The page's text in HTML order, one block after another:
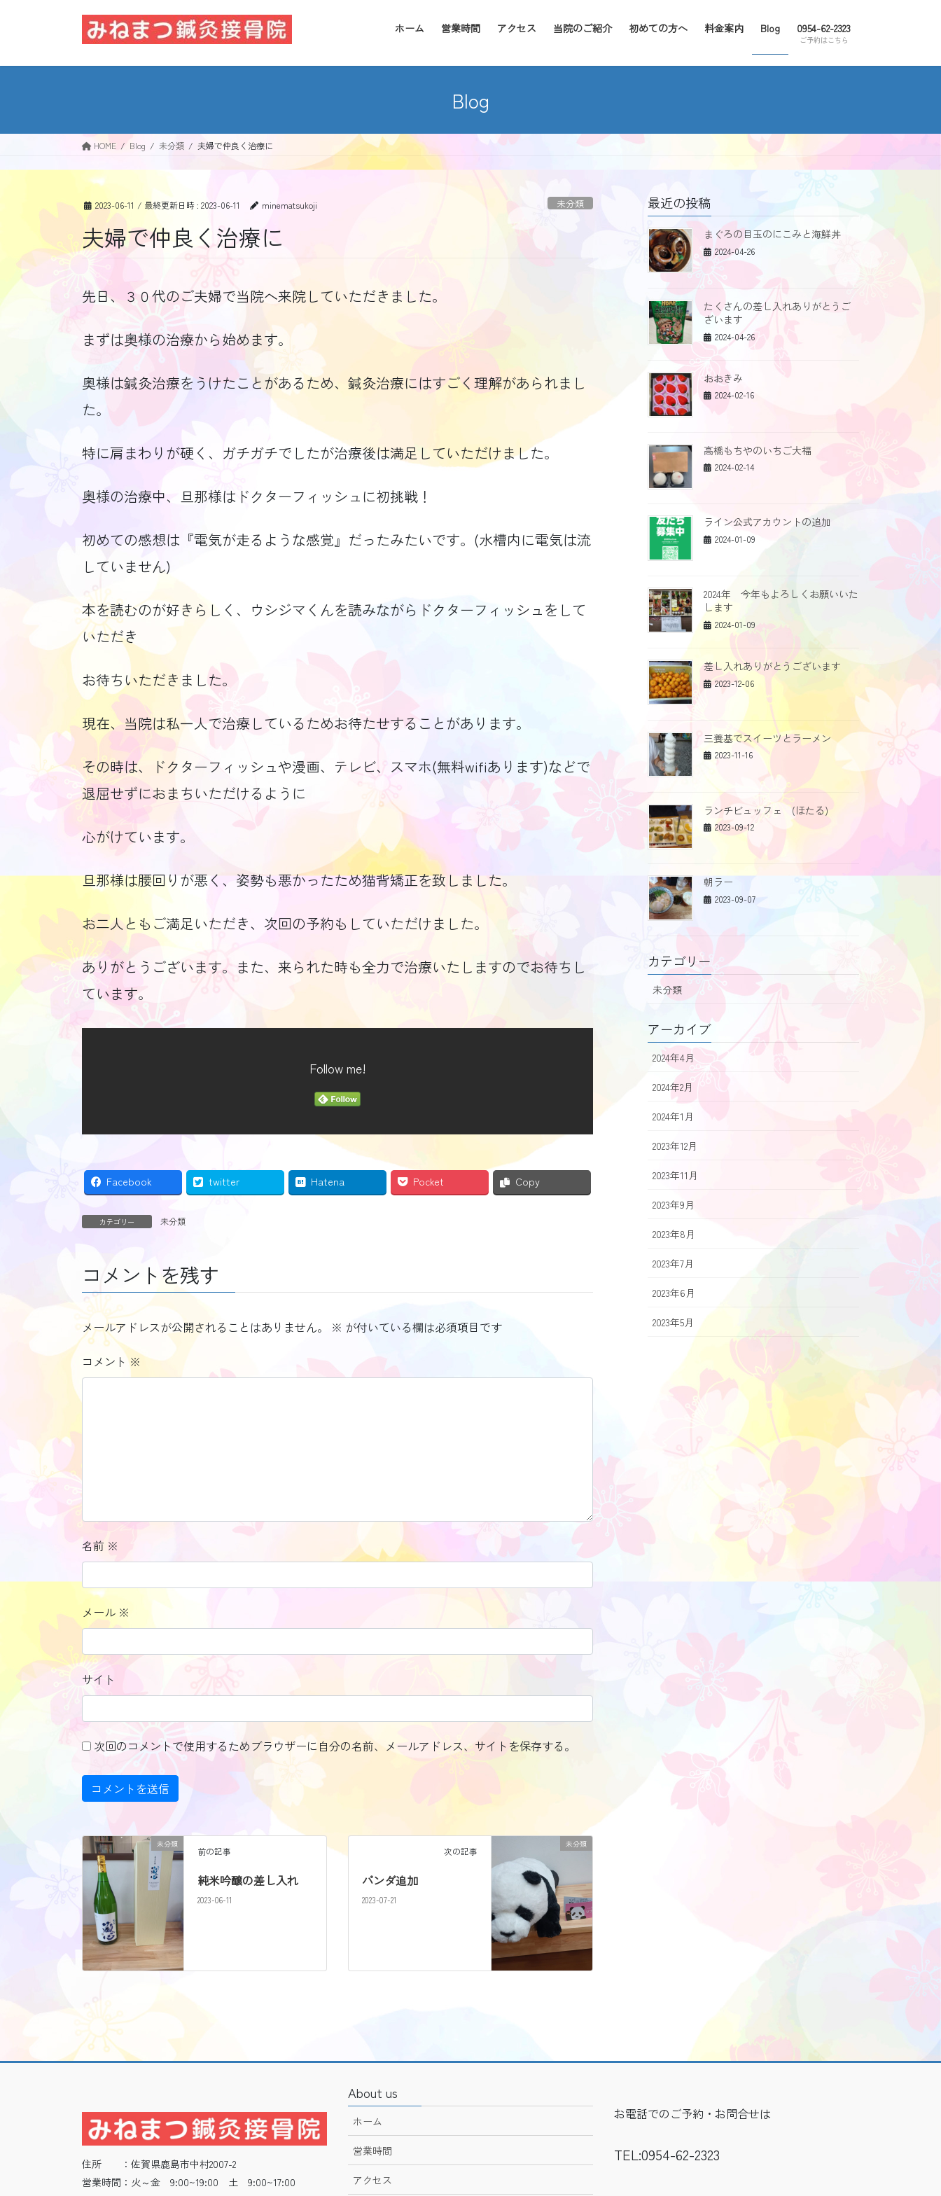
ホーム 営業時間 アクセス 当院のご紹介 初めての方へ 料金案内 Blog 0954-62-2323
ご予約はこちら
Blog
HOME Blog 未分類 夫婦で仲良く治療に
2023-06-11 / 最終更新日時 : 2023-06-11 minematsukoji 未分類
夫婦で仲良く治療に
先日、３０代のご夫婦で当院へ来院していただきました。
まずは奥様の治療から始めます。
奥様は鍼灸治療をうけたことがあるため、鍼灸治療にはすごく理解があられまし
た。
特に肩まわりが硬く、ガチガチでしたが治療後は満足していただけました。
奥様の治療中、旦那様はドクターフィッシュに初挑戦！
初めての感想は『電気が走るような感覚』だったみたいです。(水槽内に電気は流
していません)
本を読むのが好きらしく、ウシジマくんを読みながらドクターフィッシュをして
いただき
お待ちいただきました。
現在、当院は私一人で治療しているためお待たせすることがあります。
その時は、ドクターフィッシュや漫画、テレビ、スマホ(無料wifiあります)などで
退屈せずにおまちいただけるように
心がけています。
旦那様は腰回りが悪く、姿勢も悪かったため猫背矯正を致しました。
お二人ともご満足いただき、次回の予約もしていただけました。
ありがとうございます。また、来られた時も全力で治療いたしますのでお待ちし
ています。
Follow me!
Facebook twitter Hatena Pocket Copy
カテゴリー 未分類
コメントを残す
メールアドレスが公開されることはありません。 ※ が付いている欄は必須項目です
コメント※
名前 ※
メール ※
サイト
次回のコメントで使用するためブラウザーに自分の名前、メールアドレス、サイトを保存する。
未分類
前の記事
純米吟醸の差し入れ
2023-06-11
未分類
次の記事
パンダ追加
2023-07-21
最近の投稿
まぐろの目玉のにこみと海鮮丼
2024-04-26
たくさんの差し入れありがとうご
ざいます
2024-04-26
おおきみ
2024-02-16
高橋もちやのいちご大福
2024-02-14
ライン公式アカウントの追加
2024-01-09
2024年 今年もよろしくお願いいた
します
2024-01-09
差し入れありがとうございます
2023-12-06
三養基でスイーツとラーメン
2023-11-16
ランチビュッフェ (ほたる)
2023-09-12
朝ラー
2023-09-07
カテゴリー
未分類
アーカイブ
2024年4月
2024年2月
2024年1月
2023年12月
2023年11月
2023年9月
2023年8月
2023年7月
2023年6月
2023年5月
住所 ：佐賀県鹿島市中村2007-2
営業時間：火～金 9:00~19:00 土 9:00~17:00
About us
ホーム
営業時間
アクセス
お電話でのご予約・お問合せは
TEL:0954-62-2323